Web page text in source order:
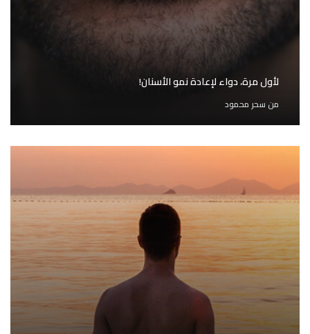
لأول مرة، دواء لإعادة نمو الأسنان!
من سحر محمود